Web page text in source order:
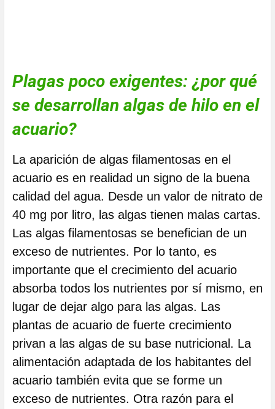
Plagas poco exigentes: ¿por qué
se desarrollan algas de hilo en el
acuario?
La aparición de algas filamentosas en el
acuario es en realidad un signo de la buena
calidad del agua. Desde un valor de nitrato de
40 mg por litro, las algas tienen malas cartas.
Las algas filamentosas se benefician de un
exceso de nutrientes. Por lo tanto, es
importante que el crecimiento del acuario
absorba todos los nutrientes por sí mismo, en
lugar de dejar algo para las algas. Las
plantas de acuario de fuerte crecimiento
privan a las algas de su base nutricional. La
alimentación adaptada de los habitantes del
acuario también evita que se forme un
exceso de nutrientes. Otra razón para el